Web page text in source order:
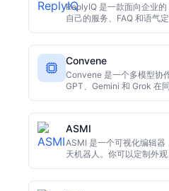
ReplyIQ 是一款面向企业
自己的服务、FAQ 和语气
Convene
Convene 是一个多模型协
GPT、Gemini 和 Grok 在
ASMI
ASMI 是一个可视化编辑
天机器人。你可以定制外